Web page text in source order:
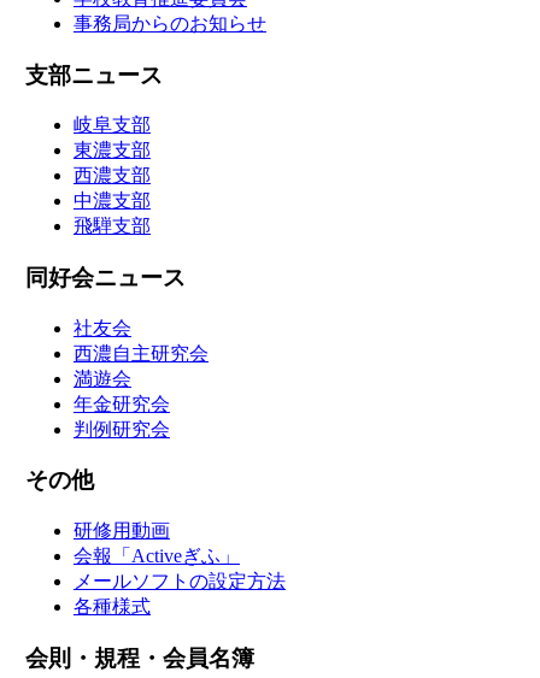
事務局からのお知らせ
支部ニュース
岐阜支部
東濃支部
西濃支部
中濃支部
飛騨支部
同好会ニュース
社友会
西濃自主研究会
満遊会
年金研究会
判例研究会
その他
研修用動画
会報「Activeぎふ」
メールソフトの設定方法
各種様式
会則・規程・会員名簿